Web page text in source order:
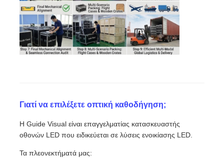
Γιατί να επιλέξετε οπτική καθοδήγηση;
Η Guide Visual είναι επαγγελματίας κατασκευαστής
οθονών LED που ειδικεύεται σε λύσεις ενοικίασης LED.
Τα πλεονεκτήματά μας: